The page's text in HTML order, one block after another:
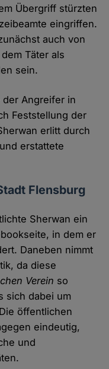
Übergriff stürzten
eingriffen.
auch von
Täter als
sein.
der Angreifer in
Feststellung der
erlitt durch
erstattete
Flensburg
Sherwan ein
in dem er
Daneben nimmt
da diese
Verein so
sich dabei um
öffentlichen
eindeutig,
und